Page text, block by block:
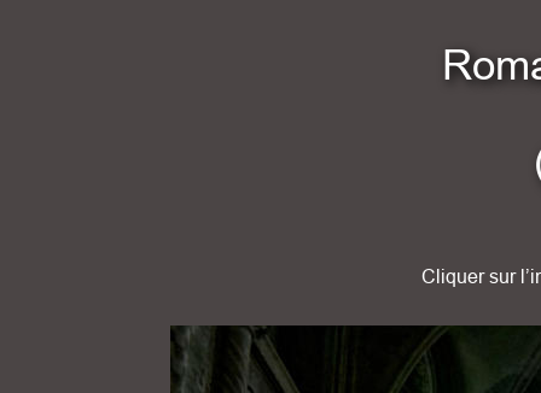
Cliquer sur